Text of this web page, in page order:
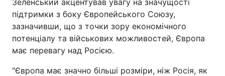
Зеленський акцентував увагу на значущості
підтримки з боку Європейського Союзу,
зазначивши, що з точки зору економічного
потенціалу та військових можливостей, Європа
має перевагу над Росією.
"Європа має значно більші розміри, ніж Росія, як